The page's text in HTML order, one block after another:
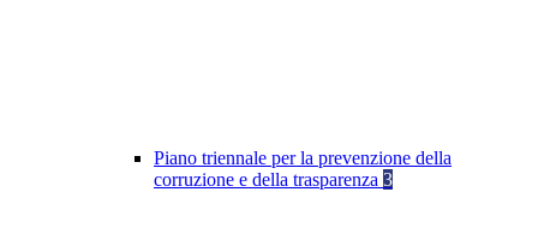
Piano triennale per la prevenzione della
corruzione e della trasparenza 3